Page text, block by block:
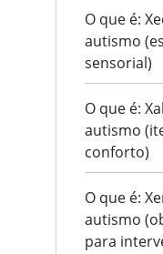
O que é:
autismo
sensorial)
O que é:
autismo
conforto)
O que é:
autismo
para